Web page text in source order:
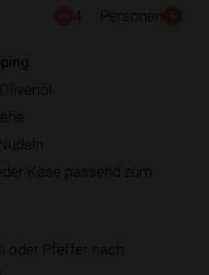
4 Personen
Käse passend zum
oder Pfeffer nach